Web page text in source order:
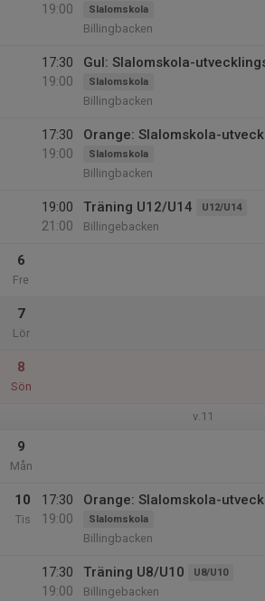
19:00
Slalomskola
Billingbacken
17:30
19:00
Gul: Slalomskola-
Slalomskola
Billingbacken
17:30
19:00
Orange: Slalomskola-
Slalomskola
Billingbacken
19:00
21:00
Träning U12/U14 U12/U14
Billingebacken
6
Fre
7
Lör
8
Sön
v.11
9
Mån
10
Tis
17:30
19:00
Orange: Slalomskola-
Slalomskola
Billingbacken
17:30
19:00
Träning U8/U10 U8/U10
Billingebacken